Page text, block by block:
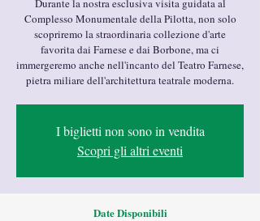
Durante la nostra esclusiva visita guidata al
Complesso Monumentale della Pilotta, non solo
scopriremo la straordinaria collezione d'arte
favorita dai Farnese e dai Borbone, ma ci
immergeremo anche nell'incanto del Teatro Farnese,
pietra miliare dell'architettura teatrale moderna.
I biglietti non sono in vendita
Scopri gli altri eventi
Date Disponibili